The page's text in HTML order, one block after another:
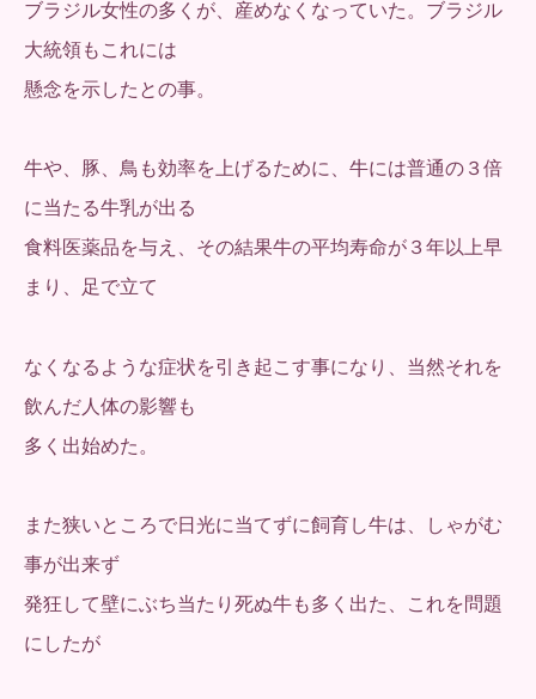
ブラジル女性の多くが、産めなくなっていた。ブラジル
大統領もこれには
懸念を示したとの事。
牛や、豚、鳥も効率を上げるために、牛には普通の３倍
に当たる牛乳が出る
食料医薬品を与え、その結果牛の平均寿命が３年以上早
まり、足で立て
なくなるような症状を引き起こす事になり、当然それを
飲んだ人体の影響も
多く出始めた。
また狭いところで日光に当てずに飼育し牛は、しゃがむ
事が出来ず
発狂して壁にぶち当たり死ぬ牛も多く出た、これを問題
にしたが